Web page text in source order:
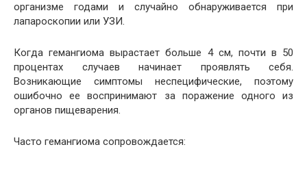
организме годами и случайно обнаруживается при
лапароскопии или УЗИ.
Когда гемангиома вырастает больше 4 см, почти в 50
процентах случаев начинает проявлять себя.
Возникающие симптомы неспецифические, поэтому
ошибочно ее воспринимают за поражение одного из
органов пищеварения.
Часто гемангиома сопровождается: